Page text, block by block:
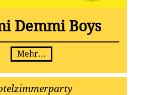
Demmi Boys
Mehr...